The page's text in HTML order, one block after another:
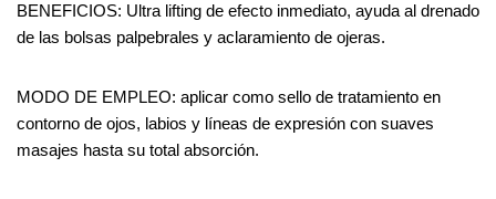
BENEFICIOS: Ultra lifting de efecto inmediato, ayuda al drenado
de las bolsas palpebrales y aclaramiento de ojeras.
MODO DE EMPLEO: aplicar como sello de tratamiento en
contorno de ojos, labios y líneas de expresión con suaves
masajes hasta su total absorción.